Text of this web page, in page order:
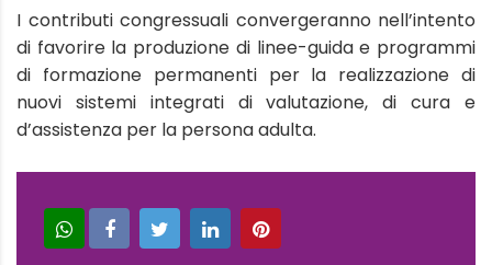
I contributi congressuali convergeranno nell’intento
di favorire la produzione di linee-guida e programmi
di formazione permanenti per la realizzazione di
nuovi sistemi integrati di valutazione, di cura e
d’assistenza per la persona adulta.